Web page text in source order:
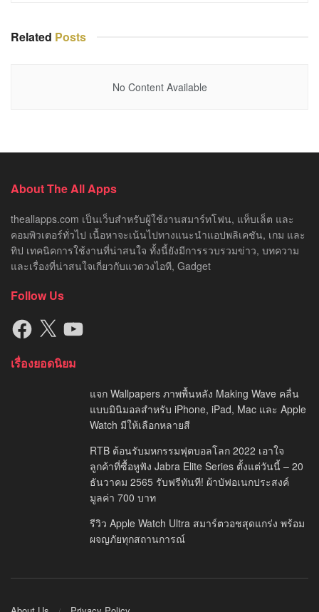
Related Posts
No Content Available
About The All Apps
theallapps.com เป็นเว็บสำหรับผู้ใช้งานสมาร์ทโฟน, แท็บเล็ต และ
คอมพิวเตอร์ทั่วไป เนื้อหาจะเน้นไปทางแนะนำแอปพลิเคชัน, เกม และ
ทิป เทคนิคการใช้งานที่น่าสนใจ ทั้งนี้ยังมีการรวบรวมข่าว, บทความ
และเรื่องที่น่าสนใจเกี่ยวกับแวดวงไอที, Gadget
Follow Us
Facebook
X YouTube
เรื่องยอดนิยม
แจก Wallpapers ภาพพื้นหลัง Making Wave คลื่น
แบบมินิมอลสำหรับ iPhone, iPad, Mac และ Apple
Watch มีให้เลือกหลายสี
RTB ต้อนรับมหกรรมฟุตบอลโลก 2022 เอาใจ
ลูกค้าที่ซื้อหูฟัง Jabra Elite Series ตั้งแต่วันนี้ – 20
ธันวาคม 2565 รับฟรีทันที! ผ้าบัฟอเนกประสงค์
มูลค่า 700 บาท
รีวิว Apple Watch Ultra สมาร์ตวอชสุดแกร่ง พร้อม
ผจญภัยทุกสถานการณ์